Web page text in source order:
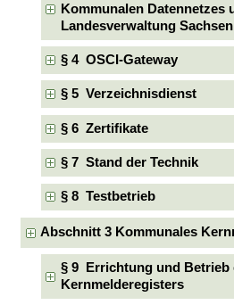
Kommunalen Datennetzes
Landesverwaltung Sachsen
§ 4 OSCI-Gateway
§ 5 Verzeichnisdienst
§ 6 Zertifikate
§ 7 Stand der Technik
§ 8 Testbetrieb
Abschnitt 3 Kommunales
§ 9 Errichtung und Betrieb
Kernmelderegisters